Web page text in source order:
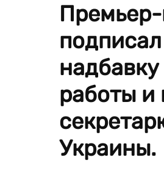
работы и
Украины.